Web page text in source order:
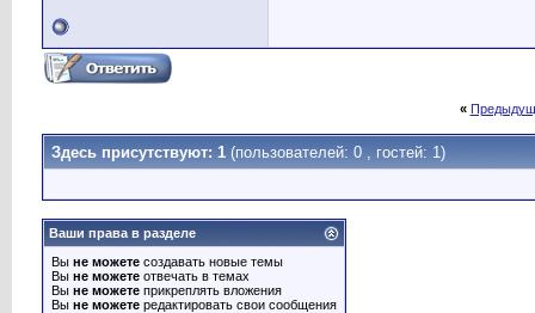
«
Здесь присутствуют: 1 (пользователей: 0 , гостей: 1)
Ваши права в разделе
Вы не можете создавать новые темы
Вы не можете отвечать в темах
Вы не можете прикреплять вложения
Вы не можете редактировать свои сообщения